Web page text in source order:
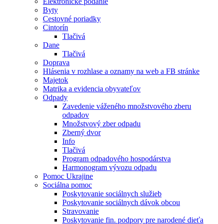
Byty
Cestovné poriadky
Cintorín
Tlačivá
Dane
Tlačivá
Doprava
Hlásenia v rozhlase a oznamy na web a FB stránke
Majetok
Matrika a evidencia obyvateľov
Odpady
Zavedenie váženého množstvového zberu
odpadov
Množstvový zber odpadu
Zberný dvor
Info
Tlačivá
Program odpadového hospodárstva
Harmonogram vývozu odpadu
Pomoc Ukrajine
Sociálna pomoc
Poskytovanie sociálnych služieb
Poskytovanie sociálnych dávok obcou
Stravovanie
Poskytovanie fin. podpory pre narodené dieťa